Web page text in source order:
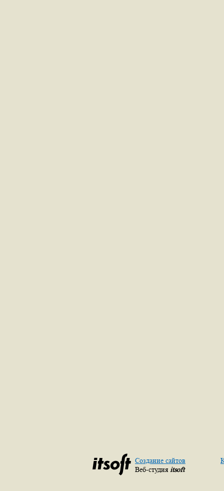
Создание сайтов
Веб-студия itsoft